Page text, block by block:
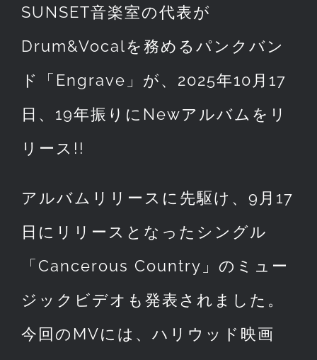
SUNSET音楽室の代表が
Drum&Vocalを務めるパンクバン
ド「Engrave」が、2025年10月17
日、19年振りにNewアルバムをリ
リース!!
アルバムリリースに先駆け、9月17
日にリリースとなったシングル
「Cancerous Country」のミュー
ジックビデオも発表されました。
今回のMVには、ハリウッド映画